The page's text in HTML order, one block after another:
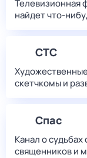
Телевизионная
найдет
СТС
скетчкомы и
Спас
Канал о
священников и